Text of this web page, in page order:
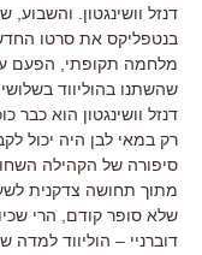
דנזל וושינגטון
והשבוע
בנטפליקס את סרטו
מלחמה תקופתי
הפעם
שהשתנו בהוליווד
דנזל וושינגטון הוא כבר
רק במאי לבן היה יכול
סיפורה של הקהילה
מתוך תחושה צדקנית
שלא סופר קודם
הרי
דוברניי – הוליווד למדה